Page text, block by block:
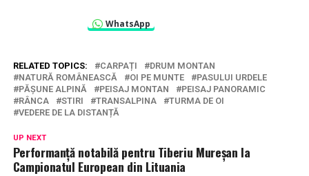
WhatsApp
RELATED TOPICS: CARPAȚI
DRUM MONTAN
NATURĂ ROMÂNEASCĂ
OI PE MUNTE
PASULUI URDELE
PĂȘUNE ALPINĂ
PEISAJ MONTAN
PEISAJ PANORAMIC
RÂNCA
STIRI TRANSALPINA
TURMA DE OI
VEDERE DE LA DISTANȚĂ
UP NEXT
Performanță notabilă pentru Tiberiu Mureșan la
Campionatul European din Lituania